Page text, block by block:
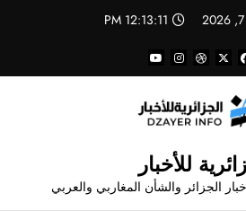
12:13:12 PM
للأخبار
الجزائر والشأن المغاربي والعربي